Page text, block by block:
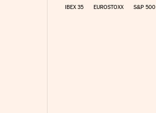
IBEX 35 EUROSTOXX S&P 500